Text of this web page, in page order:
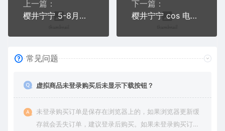
上一篇：
樱井宁宁 5-8月会员写真视频合集1
下一篇：
樱井宁宁 cos 电车邂逅+任务写真合集
常见问题
虚拟商品未登录购买后未显示下载按钮？
未登录购买订单是保存在浏览器上的，如果浏览器更新缓
存就会丢失订单，建议登录后购买。如果未登录购买订单